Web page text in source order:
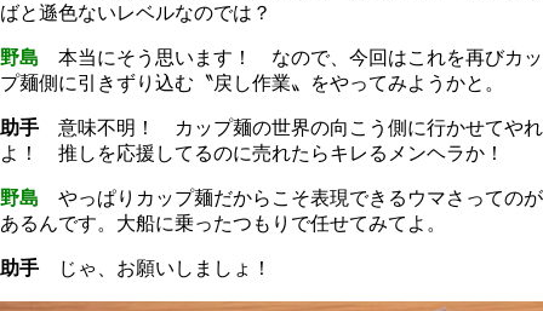
ばと遜色ないレベルなのでは？
野島 本当にそう思います！ なので、今回はこれを再びカッ
プ麺側に引きずり込む〝戻し作業〟をやってみようかと。
助手 意味不明！ カップ麺の世界の向こう側に行かせてやれ
よ！ 推しを応援してるのに売れたらキレるメンヘラか！
野島 やっぱりカップ麺だからこそ表現できるウマさってのが
あるんです。大船に乗ったつもりで任せてみてよ。
助手 じゃ、お願いしましょ！